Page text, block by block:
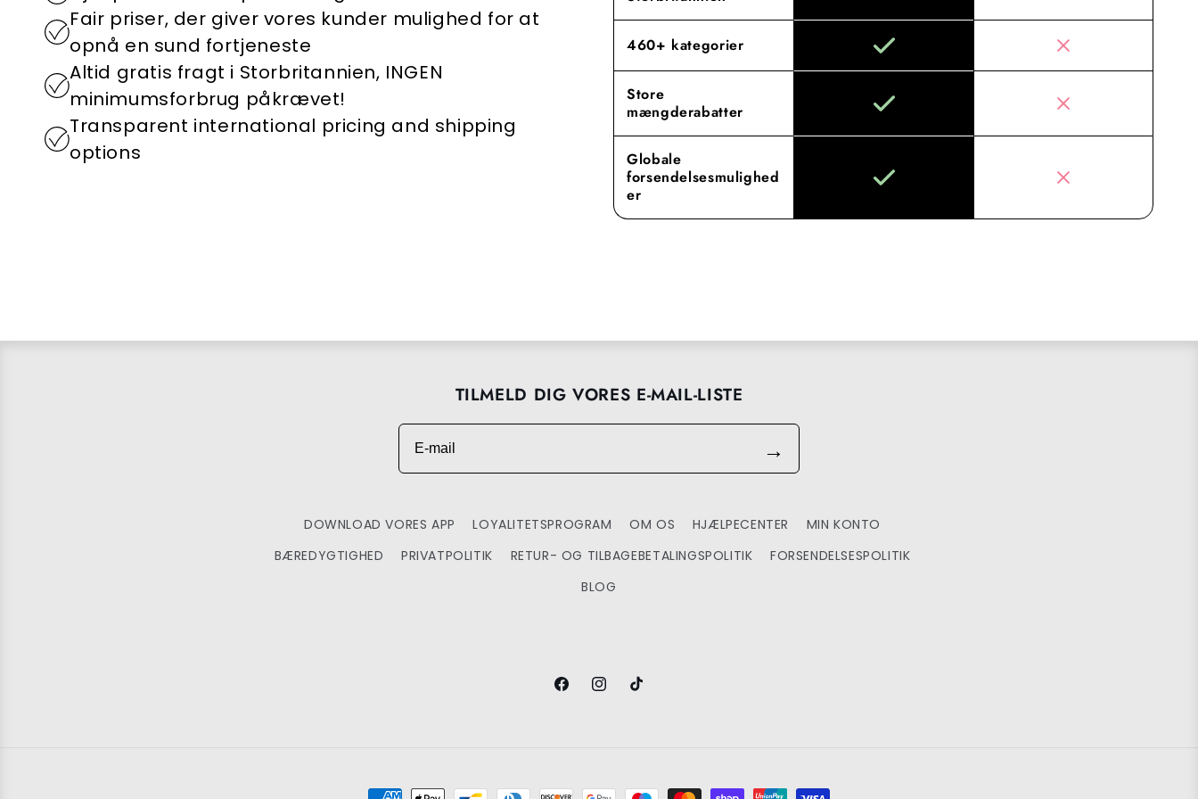
Fair priser, der giver vores kunder mulighed for at
opnå en sund fortjeneste
Altid gratis fragt i Storbritannien, INGEN
minimumsforbrug påkrævet!
Transparent international pricing and shipping
options
460+ kategorier
Store
mængderabatter
Globale
forsendelsesmulighed
er
TILMELD DIG VORES E-MAIL-LISTE
E-mail
→
DOWNLOAD VORES APP LOYALITETSPROGRAM OM OS HJÆLPECENTER
MIN KONTO
BÆREDYGTIGHED
PRIVATPOLITIK RETUR- OG TILBAGEBETALINGSPOLITIK
FORSENDELSESPOLITIK
BLOG
FacebookInstagramTikTok